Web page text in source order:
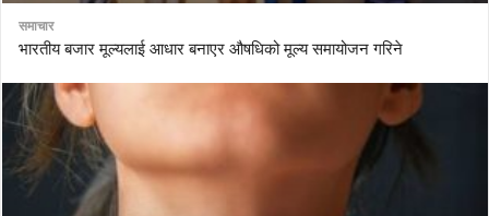
समाचार
भारतीय बजार मूल्यलाई आधार बनाएर औषधिको मूल्य समायोजन गरिने